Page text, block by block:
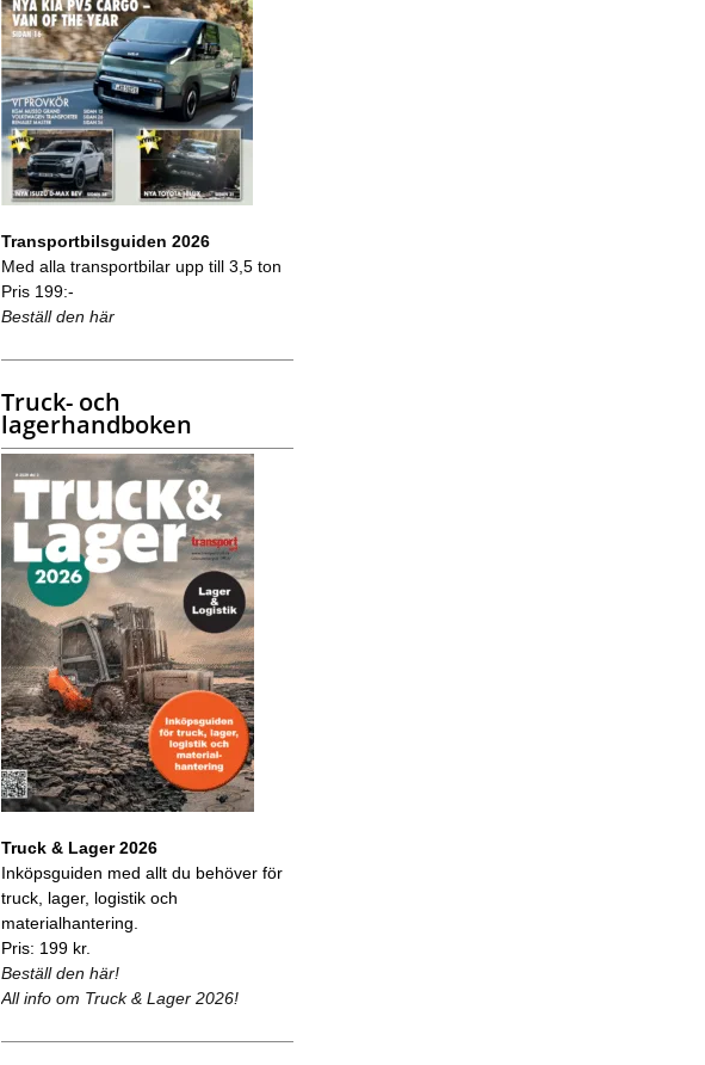
Transportbilsguiden 2026
Med alla transportbilar upp till 3,5 ton
Pris 199:-
Beställ den här
Truck- och
lagerhandboken
Truck & Lager 2026
Inköpsguiden med allt du behöver för
truck, lager, logistik och
materialhantering.
Pris: 199 kr.
Beställ den här!
All info om Truck & Lager 2026!